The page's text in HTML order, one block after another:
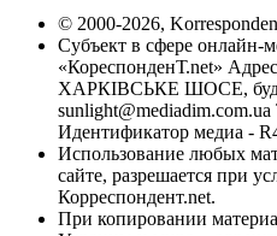
© 2000-2026,
Субъект в сфере онлайн-
«КореспонденТ.net»
ХАРКІВСЬКЕ ШОСЕ,
sunlight@mediadim.com.ua
Идентификатор медиа -
Использование любых
сайте, разрешается при
Корреспондент.net.
При копировании